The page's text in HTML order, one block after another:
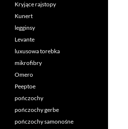
Kryjące rajstopy
Kunert
legginsy
Levante
luxusowa torebka
mikrofibry
Omero
Peeptoe
pończochy
pończochy gerbe
pończochy samonośne